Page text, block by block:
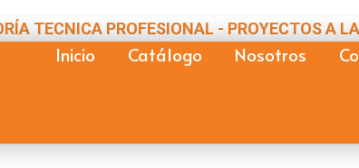
TECNICA PROFESIONAL - PROYECTOS A
Inicio Catálogo Nosotros